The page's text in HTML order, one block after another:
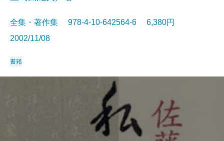
全集・著作集 978-4-10-642564-6 6,380円
2002/11/08
書籍